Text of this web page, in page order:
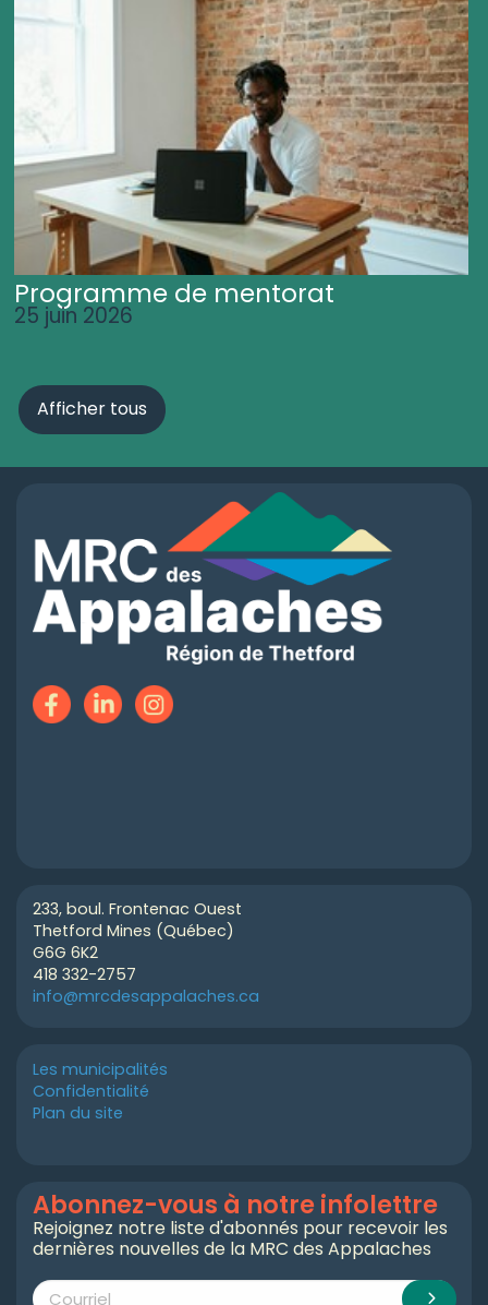
Programme de mentorat
25 juin 2026
Afficher tous
233, boul. Frontenac Ouest
Thetford Mines (Québec)
G6G 6K2
418 332-2757
info@mrcdesappalaches.ca
Les municipalités
Confidentialité
Plan du site
Abonnez-vous à notre infolettre
Rejoignez notre liste d'abonnés pour recevoir les
dernières nouvelles de la MRC des Appalaches